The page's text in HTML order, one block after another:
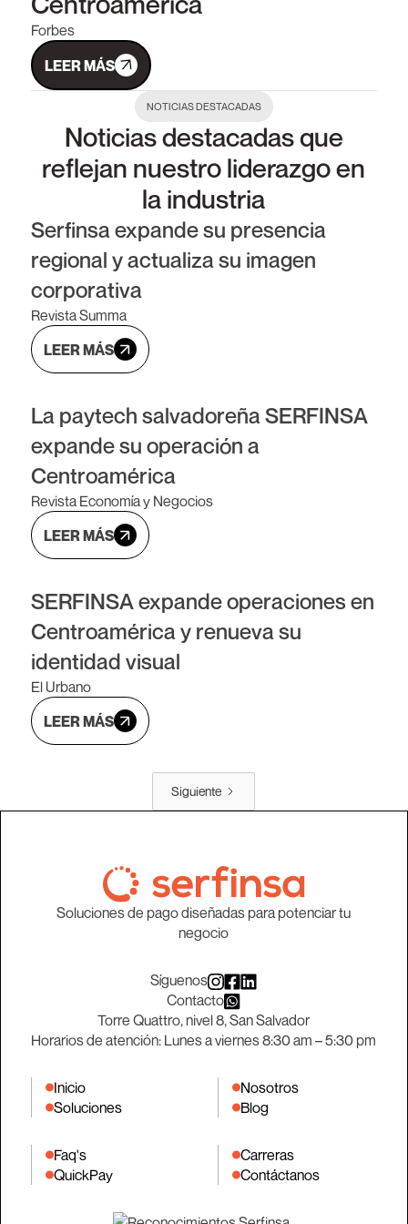
Forbes
LEER MÁS
NOTICIAS DESTACADAS
Noticias destacadas que
reflejan nuestro liderazgo en
la industria
04 JUN 2026
Serfinsa expande su presencia
regional y actualiza su imagen
corporativa
Revista Summa
LEER MÁS
04 JUN 2026
La paytech salvadoreña SERFINSA
expande su operación a
Centroamérica
Revista Economía y Negocios
LEER MÁS
04 JUN 2026
SERFINSA expande operaciones en
Centroamérica y renueva su
identidad visual
El Urbano
LEER MÁS
Siguiente
Soluciones de pago diseñadas para potenciar tu
negocio
Síguenos
Contacto
Torre Quattro, nivel 8, San Salvador
Horarios de atención: Lunes a viernes 8:30 am – 5:30 pm
Inicio
Soluciones
Nosotros
Blog
Faq's
QuickPay
Carreras
Contáctanos